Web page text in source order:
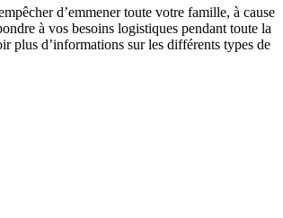
d’emmener toute votre famille, à cause
à vos besoins logistiques pendant toute la
plus d’informations sur les différents types de